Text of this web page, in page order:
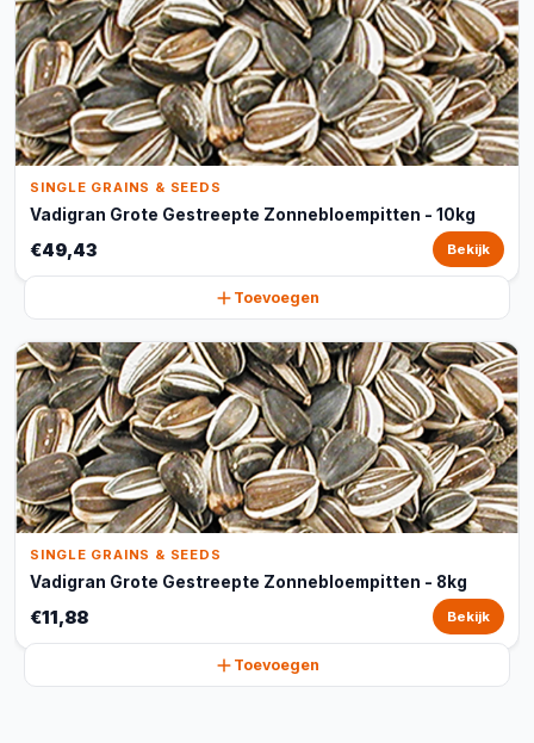
SINGLE GRAINS & SEEDS
Vadigran Grote Gestreepte Zonnebloempitten - 10kg
€49,43 Bekijk
Toevoegen
SINGLE GRAINS & SEEDS
Vadigran Grote Gestreepte Zonnebloempitten - 8kg
€11,88 Bekijk
Toevoegen